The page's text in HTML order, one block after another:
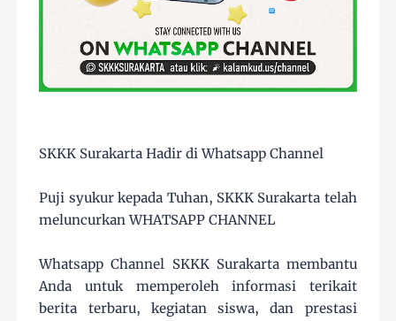
SKKK Surakarta Hadir di Whatsapp Channel
Puji syukur kepada Tuhan, SKKK Surakarta telah
meluncurkan WHATSAPP CHANNEL
Whatsapp Channel SKKK Surakarta membantu
Anda untuk memperoleh informasi terikait
berita terbaru, kegiatan siswa, dan prestasi